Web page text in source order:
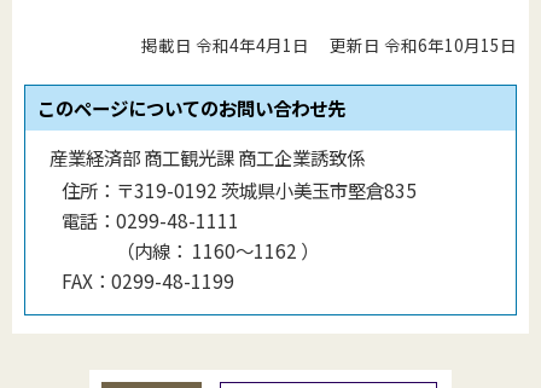
掲載日 令和4年4月1日 更新日 令和6年10月15日
このページについてのお問い合わせ先
産業経済部 商工観光課 商工企業誘致係
住所： 〒319-0192 茨城県小美玉市堅倉835
電話： 0299-48-1111
（内線 ： 1160〜1162 ）
FAX： 0299-48-1199